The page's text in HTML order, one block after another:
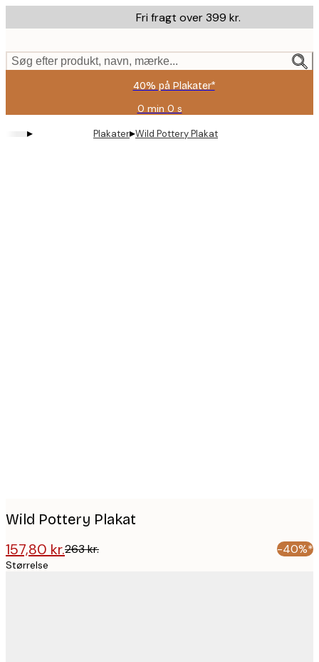
to
content.
Fri fragt over 399 kr.
Søg efter produkt, navn, mærke...
40% på Plakater*
0 min 0 s
Gyldig
indtil:
2026-
▸ Plakater▸Wild Pottery Plakat
Wild Pottery Plakat
157,80 kr.263 kr. -40%*
Størrelse